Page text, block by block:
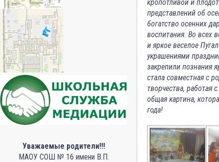
Уважаемые родители!!!
МАОУ СОШ № 16 имени В.П.
кропотливой и
представлений об
богатство осенних
воспитания. Во всех
и яркое веселое
украшениями
закрепили познания
стала совместная с
творчества,
общая картина,
года!